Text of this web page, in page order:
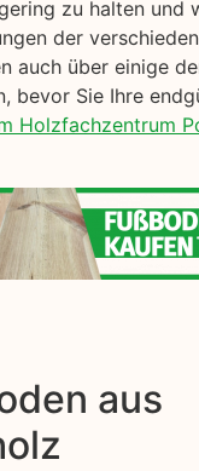
zu halten und
der
auch über einige
bevor Sie Ihre
Holzfachzentrum
aus